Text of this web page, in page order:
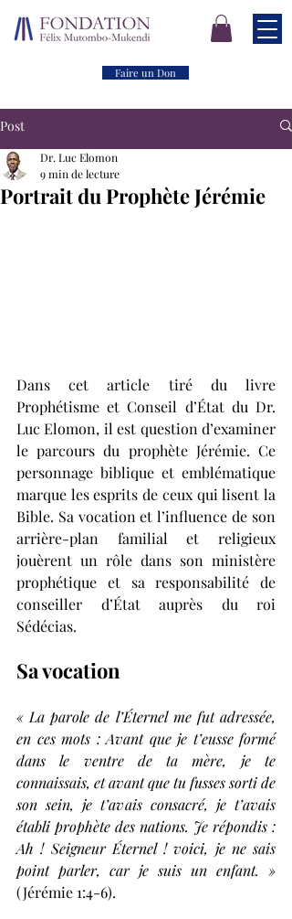
Faire un Don
Post
Portrait du Prophète Jérémie
Dr. Luc Elomon
9 min de lecture
Dans cet article tiré du livre
Prophétisme et Conseil d’État du Dr.
Luc Elomon, il est question d’examiner
le parcours du prophète Jérémie. Ce
personnage biblique et emblématique
marque les esprits de ceux qui lisent la
Bible. Sa vocation et l’influence de son
arrière-plan familial et religieux
jouèrent un rôle dans son ministère
prophétique et sa responsabilité de
conseiller d’État auprès du roi
Sédécias.
Sa vocation
« La parole de l’Éternel me fut adressée,
en ces mots : Avant que je t’eusse formé
dans le ventre de ta mère, je te
connaissais, et avant que tu fusses sorti de
son sein, je t’avais consacré, je t’avais
établi prophète des nations. Je répondis :
Ah ! Seigneur Éternel ! voici, je ne sais
(Jérémie 1:4-6).